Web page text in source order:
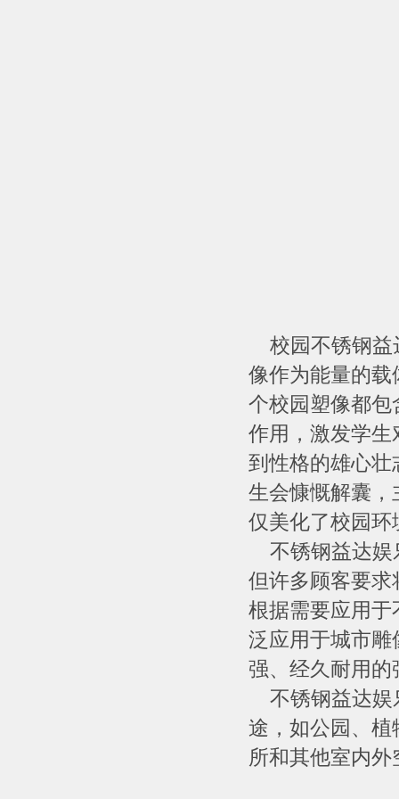
校园不锈钢益
像作为能量的
个校园塑像都
作用，激发学
到性格的雄心
生会慷慨解囊
仅美化了校园
不锈钢益达娱
但许多顾客要
根据需要应用
泛应用于城市
强、经久耐用
不锈钢益达娱
途，如公园、
所和其他室内外